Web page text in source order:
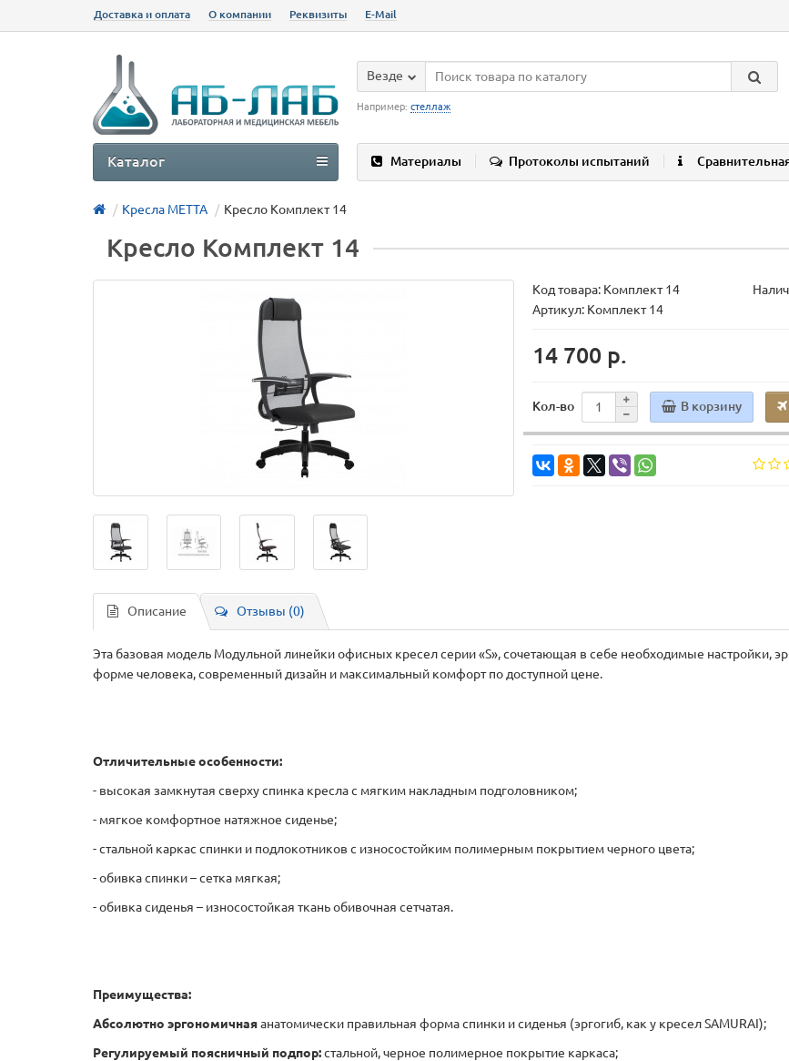
Доставка и оплата О компании Реквизиты E-Mail
Везде
Например: стеллаж
Материалы Протоколы испытаний
Каталог
Кресла МЕТТА Кресло Комплект 14
Кресло Комплект 14
Код товара: Комплект 14
Артикул: Комплект 14
14 700 р.
Кол-во В корзину
Описание Отзывы (0)
Эта базовая модель Модульной линейки офисных кресел серии «S», сочетающая в себе необходимые настройки,
форме человека, современный дизайн и максимальный комфорт по доступной цене.
Отличительные особенности:
- высокая замкнутая сверху спинка кресла с мягким накладным подголовником;
- мягкое комфортное натяжное сиденье;
- стальной каркас спинки и подлокотников с износостойким полимерным покрытием черного цвета;
- обивка спинки – сетка мягкая;
- обивка сиденья – износостойкая ткань обивочная сетчатая.
Преимущества:
Абсолютно эргономичнаяанатомически правильная форма спинки и сиденья (эргогиб, как у кресел SAMURAI);
Регулируемый поясничный подпор:стальной, черное полимерное покрытие каркаса;